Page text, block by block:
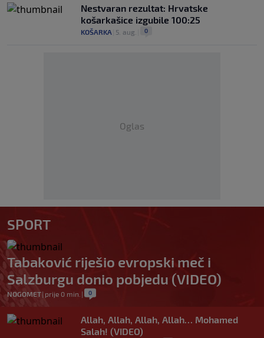
Nestvaran rezultat: Hrvatske
košarkašice izgubile 100:25
KOŠARKA 5. aug. 0
Oglas
SPORT
Tabaković riješio evropski meč i
Salzburgu donio pobjedu (VIDEO)
NOGOMET| prije 0 min. | 0
Allah, Allah, Allah, Allah… Mohamed
Salah! (VIDEO)